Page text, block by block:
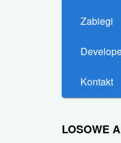
Zabiegi
Kontakt
LOSOWE